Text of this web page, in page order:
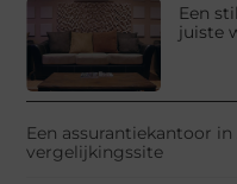
Een
juiste
Een assurantiekantoor
vergelijkingssite